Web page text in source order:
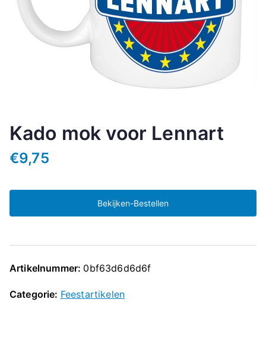
Kado mok voor Lennart
€9,75
Bekijken-Bestellen
Artikelnummer: 0bf63d6d6d6f
Categorie: Feestartikelen